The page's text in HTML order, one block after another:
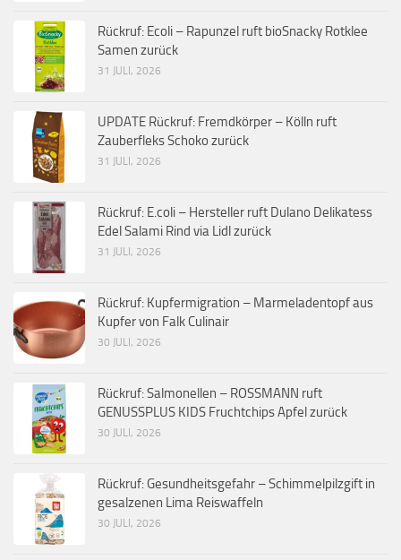
Rückruf: Ecoli – Rapunzel ruft bioSnacky Rotklee
Samen zurück
31 JULI, 2026
UPDATE Rückruf: Fremdkörper – Kölln ruft
Zauberfleks Schoko zurück
31 JULI, 2026
Rückruf: E.coli – Hersteller ruft Dulano Delikatess
Edel Salami Rind via Lidl zurück
31 JULI, 2026
Rückruf: Kupfermigration – Marmeladentopf aus
Kupfer von Falk Culinair
30 JULI, 2026
Rückruf: Salmonellen – ROSSMANN ruft
GENUSSPLUS KIDS Fruchtchips Apfel zurück
30 JULI, 2026
Rückruf: Gesundheitsgefahr – Schimmelpilzgift in
gesalzenen Lima Reiswaffeln
30 JULI, 2026